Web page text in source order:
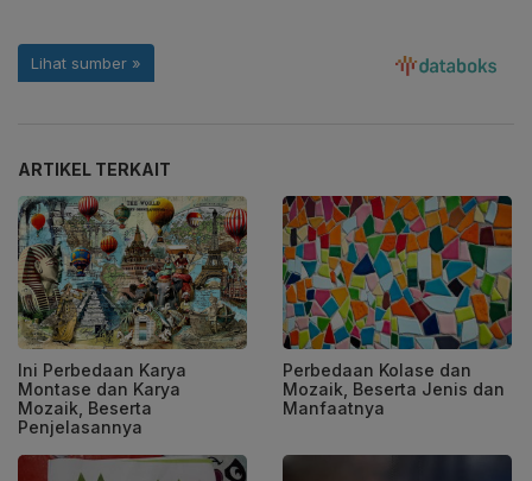
ARTIKEL TERKAIT
Ini Perbedaan Karya
Montase dan Karya
Mozaik, Beserta
Penjelasannya
Perbedaan Kolase dan
Mozaik, Beserta Jenis dan
Manfaatnya